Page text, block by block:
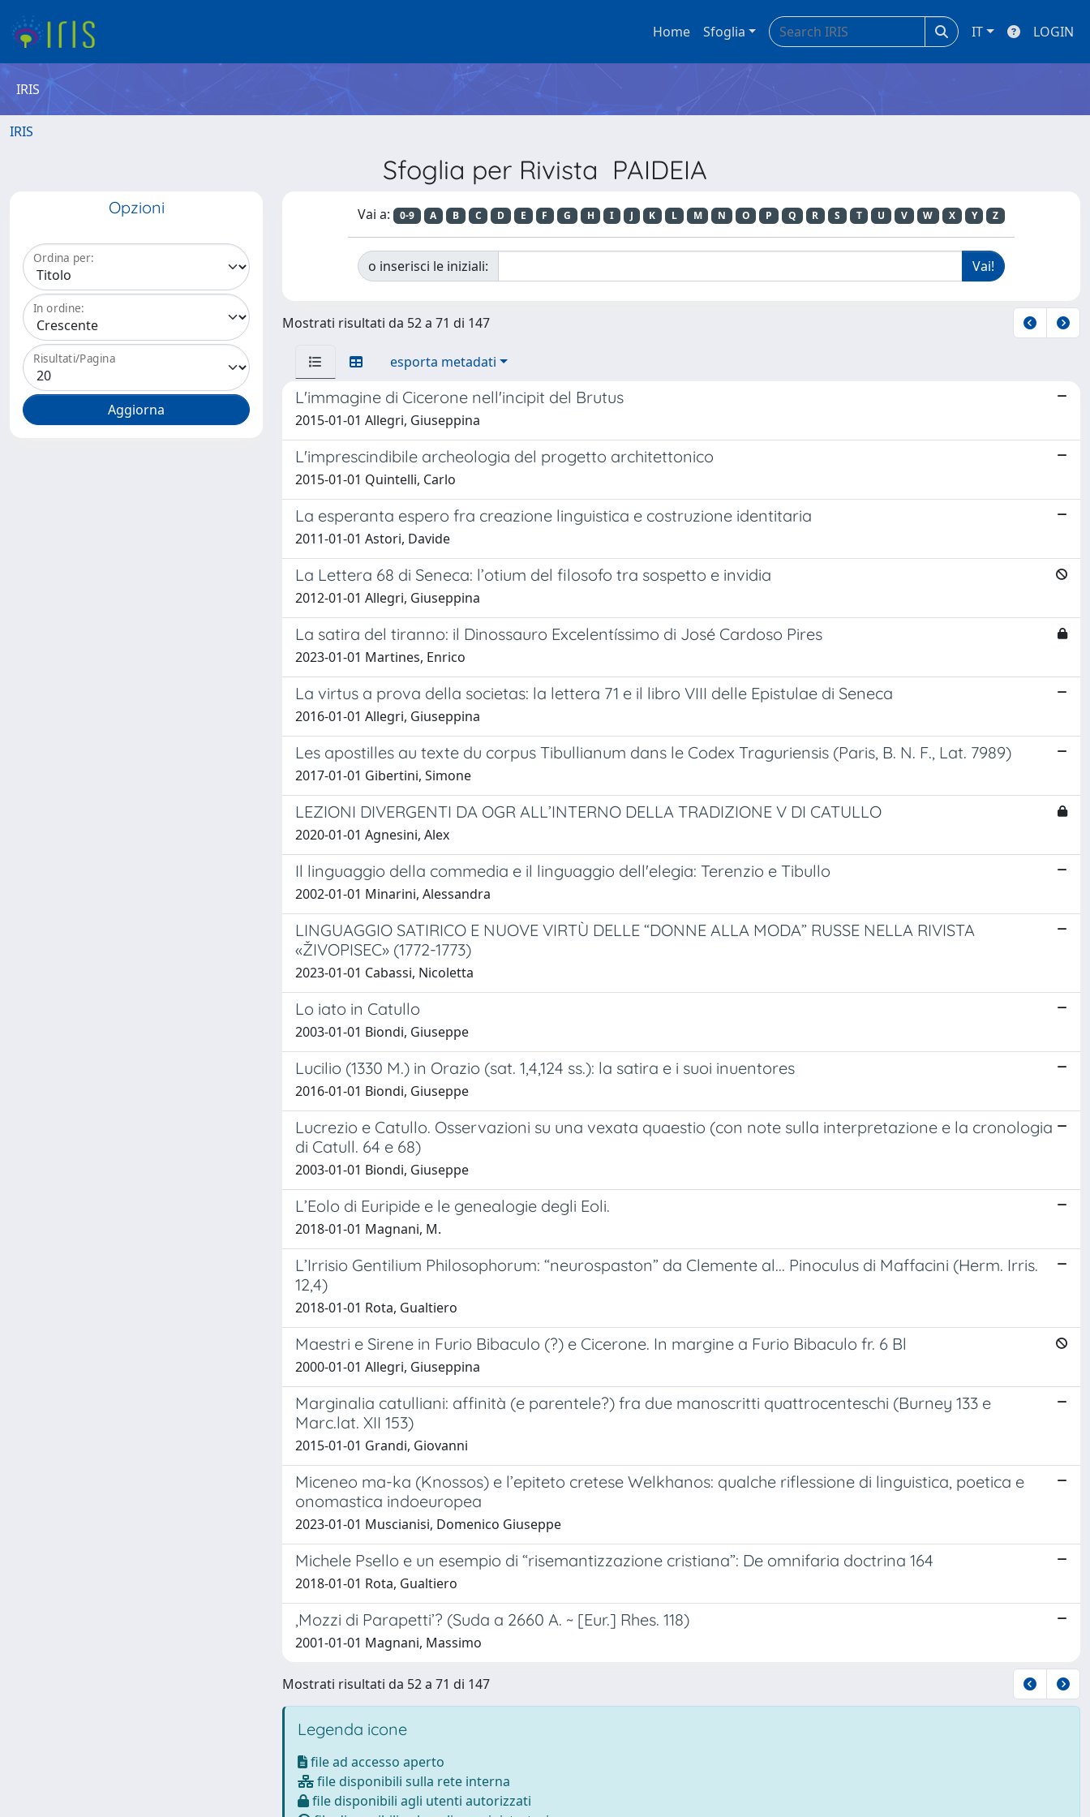
Home Sfoglia IT LOGIN
IRIS
IRIS
Sfoglia per Rivista PAIDEIA
Opzioni
Ordina per:
In ordine:
Risultati/Pagina
Vai a: 0-9 A B C D E F G H I J K L M N O P Q R S T U V W X Y Z
o inserisci le iniziali:
Mostrati risultati da 52 a 71 di 147
esporta metadati
L'immagine di Cicerone nell'incipit del Brutus
2015-01-01 Allegri, Giuseppina
L'imprescindibile archeologia del progetto architettonico
2015-01-01 Quintelli, Carlo
La esperanta espero fra creazione linguistica e costruzione identitaria
2011-01-01 Astori, Davide
La Lettera 68 di Seneca: l’otium del filosofo tra sospetto e invidia
2012-01-01 Allegri, Giuseppina
La satira del tiranno: il Dinossauro Excelentíssimo di José Cardoso Pires
2023-01-01 Martines, Enrico
La virtus a prova della societas: la lettera 71 e il libro VIII delle Epistulae di Seneca
2016-01-01 Allegri, Giuseppina
Les apostilles au texte du corpus Tibullianum dans le Codex Traguriensis (Paris, B. N. F., Lat. 7989)
2017-01-01 Gibertini, Simone
LEZIONI DIVERGENTI DA OGR ALL’INTERNO DELLA TRADIZIONE V DI CATULLO
2020-01-01 Agnesini, Alex
Il linguaggio della commedia e il linguaggio dell'elegia: Terenzio e Tibullo
2002-01-01 Minarini, Alessandra
LINGUAGGIO SATIRICO E NUOVE VIRTÙ DELLE “DONNE ALLA MODA” RUSSE NELLA RIVISTA
«ŽIVOPISEC» (1772-1773)
2023-01-01 Cabassi, Nicoletta
Lo iato in Catullo
2003-01-01 Biondi, Giuseppe
Lucilio (1330 M.) in Orazio (sat. 1,4,124 ss.): la satira e i suoi inuentores
2016-01-01 Biondi, Giuseppe
Lucrezio e Catullo. Osservazioni su una vexata quaestio (con note sulla interpretazione e la cronologia
di Catull. 64 e 68)
2003-01-01 Biondi, Giuseppe
L’Eolo di Euripide e le genealogie degli Eoli.
2018-01-01 Magnani, M.
L’Irrisio Gentilium Philosophorum: “neurospaston” da Clemente al... Pinoculus di Maffacini (Herm. Irris.
12,4)
2018-01-01 Rota, Gualtiero
Maestri e Sirene in Furio Bibaculo (?) e Cicerone. In margine a Furio Bibaculo fr. 6 Bl
2000-01-01 Allegri, Giuseppina
Marginalia catulliani: affinità (e parentele?) fra due manoscritti quattrocenteschi (Burney 133 e
Marc.lat. XII 153)
2015-01-01 Grandi, Giovanni
Miceneo ma-ka (Knossos) e l’epiteto cretese Welkhanos: qualche riflessione di linguistica, poetica e
onomastica indoeuropea
2023-01-01 Muscianisi, Domenico Giuseppe
Michele Psello e un esempio di “risemantizzazione cristiana”: De omnifaria doctrina 164
2018-01-01 Rota, Gualtiero
,Mozzi di Parapetti’? (Suda a 2660 A. ~ [Eur.] Rhes. 118)
2001-01-01 Magnani, Massimo
Mostrati risultati da 52 a 71 di 147
Legenda icone
file ad accesso aperto
file disponibili sulla rete interna
file disponibili agli utenti autorizzati